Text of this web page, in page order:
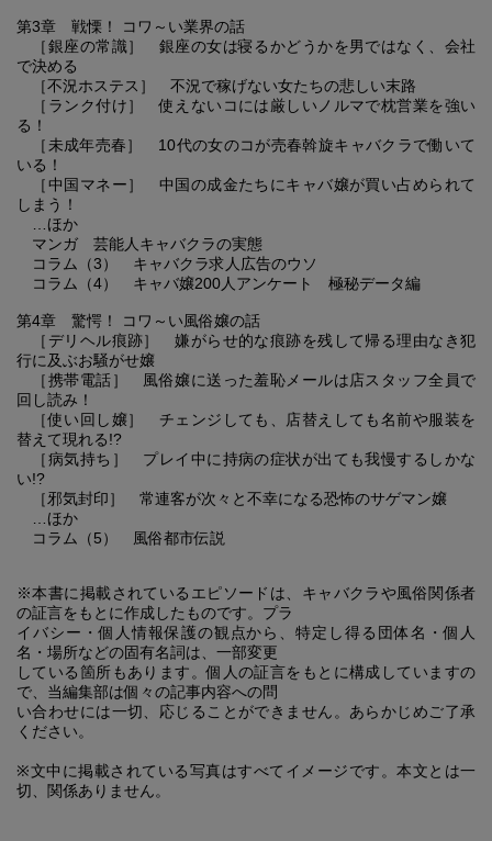
第3章 戦慄！ コワ～い業界の話
［銀座の常識］ 銀座の女は寝るかどうかを男ではなく、会社
で決める
［不況ホステス］ 不況で稼げない女たちの悲しい末路
［ランク付け］ 使えないコには厳しいノルマで枕営業を強い
る！
［未成年売春］ 10代の女のコが売春斡旋キャバクラで働いて
いる！
［中国マネー］ 中国の成金たちにキャバ嬢が買い占められて
しまう！
…ほか
マンガ 芸能人キャバクラの実態
コラム（3） キャバクラ求人広告のウソ
コラム（4） キャバ嬢200人アンケート 極秘データ編
第4章 驚愕！ コワ～い風俗嬢の話
［デリヘル痕跡］ 嫌がらせ的な痕跡を残して帰る理由なき犯
行に及ぶお騒がせ嬢
［携帯電話］ 風俗嬢に送った羞恥メールは店スタッフ全員で
回し読み！
［使い回し嬢］ チェンジしても、店替えしても名前や服装を
替えて現れる!?
［病気持ち］ プレイ中に持病の症状が出ても我慢するしかな
い!?
［邪気封印］ 常連客が次々と不幸になる恐怖のサゲマン嬢
…ほか
コラム（5） 風俗都市伝説
※本書に掲載されているエピソードは、キャバクラや風俗関係者
の証言をもとに作成したものです。プラ
イバシー・個人情報保護の観点から、特定し得る団体名・個人
名・場所などの固有名詞は、一部変更
している箇所もあります。個人の証言をもとに構成していますの
で、当編集部は個々の記事内容への問
い合わせには一切、応じることができません。あらかじめご了承
ください。
※文中に掲載されている写真はすべてイメージです。本文とは一
切、関係ありません。